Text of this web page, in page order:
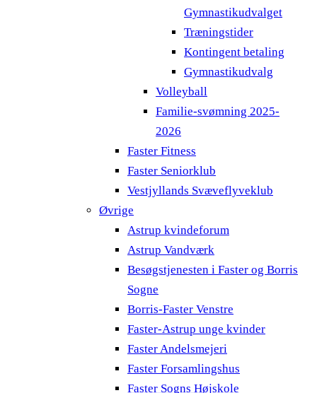
Gymnastikudvalget
Træningstider
Kontingent betaling
Gymnastikudvalg
Volleyball
Familie-svømning 2025-
2026
Faster Fitness
Faster Seniorklub
Vestjyllands Svæveflyveklub
Øvrige
Astrup kvindeforum
Astrup Vandværk
Besøgstjenesten i Faster og Borris
Sogne
Borris-Faster Venstre
Faster-Astrup unge kvinder
Faster Andelsmejeri
Faster Forsamlingshus
Faster Sogns Højskole